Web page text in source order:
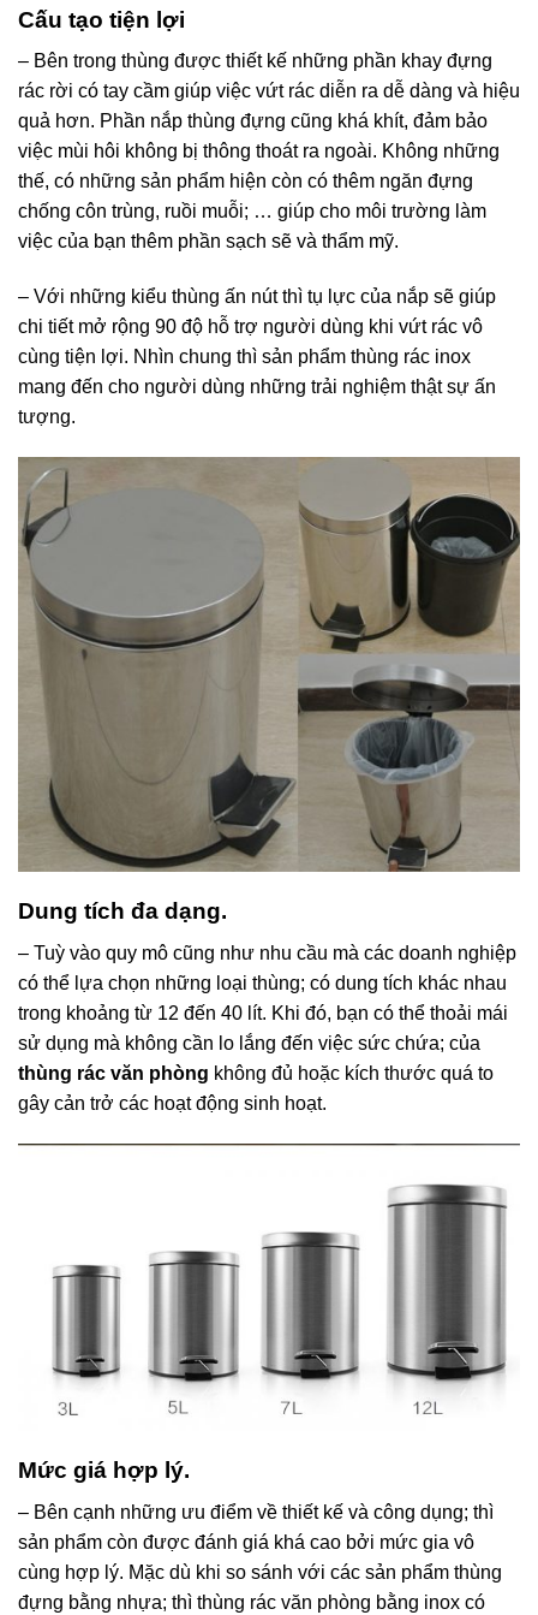
Cấu tạo tiện lợi
– Bên trong thùng được thiết kế những phần khay đựng
rác rời có tay cầm giúp việc vứt rác diễn ra dễ dàng và hiệu
quả hơn. Phần nắp thùng đựng cũng khá khít, đảm bảo
việc mùi hôi không bị thông thoát ra ngoài. Không những
thế, có những sản phẩm hiện còn có thêm ngăn đựng
chống côn trùng, ruồi muỗi; … giúp cho môi trường làm
việc của bạn thêm phần sạch sẽ và thẩm mỹ.
– Với những kiểu thùng ấn nút thì tụ lực của nắp sẽ giúp
chi tiết mở rộng 90 độ hỗ trợ người dùng khi vứt rác vô
cùng tiện lợi. Nhìn chung thì sản phẩm thùng rác inox
mang đến cho người dùng những trải nghiệm thật sự ấn
tượng.
Dung tích đa dạng.
– Tuỳ vào quy mô cũng như nhu cầu mà các doanh nghiệp
có thể lựa chọn những loại thùng; có dung tích khác nhau
trong khoảng từ 12 đến 40 lít. Khi đó, bạn có thể thoải mái
sử dụng mà không cần lo lắng đến việc sức chứa; của
thùng rác văn phòng không đủ hoặc kích thước quá to
gây cản trở các hoạt động sinh hoạt.
Mức giá hợp lý.
– Bên cạnh những ưu điểm về thiết kế và công dụng; thì
sản phẩm còn được đánh giá khá cao bởi mức gia vô
cùng hợp lý. Mặc dù khi so sánh với các sản phẩm thùng
đựng bằng nhựa; thì thùng rác văn phòng bằng inox có